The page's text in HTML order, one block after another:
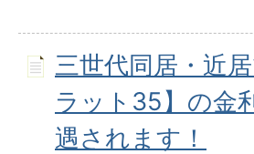
三世代同居・近
ラット35】の金
遇されます！